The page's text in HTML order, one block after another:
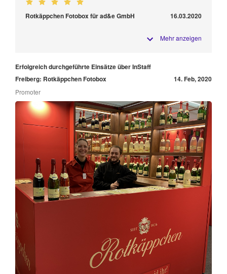
Rotkäppchen Fotobox für ad&e GmbH 16.03.2020
Mehr anzeigen
Erfolgreich durchgeführte Einsätze über InStaff
Freiberg: Rotkäppchen Fotobox
14. Feb, 2020
Promoter